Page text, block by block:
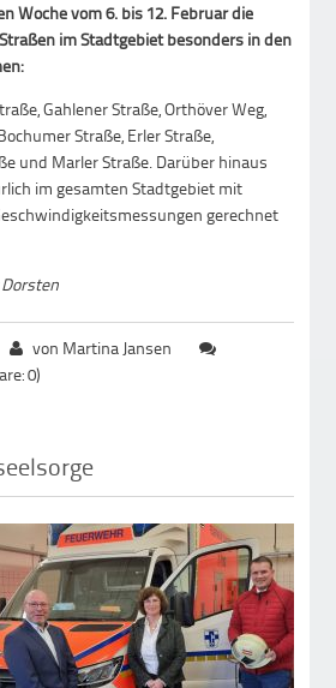
Woche vom 6. bis 12. Februar die
im Stadtgebiet besonders in den
Gahlener Straße, Orthöver Weg,
Straße, Erler Straße,
und Marler Straße. Darüber hinaus
im gesamten Stadtgebiet mit
gerechnet
von Martina Jansen
0)